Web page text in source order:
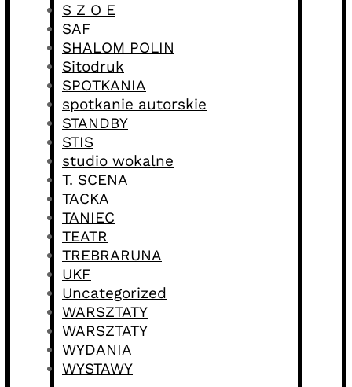
S Z O E
SAF
SHALOM POLIN
Sitodruk
SPOTKANIA
spotkanie autorskie
STANDBY
STIS
studio wokalne
T. SCENA
TACKA
TANIEC
TEATR
TREBRARUNA
UKF
Uncategorized
WARSZTATY
WARSZTATY
WYDANIA
WYSTAWY